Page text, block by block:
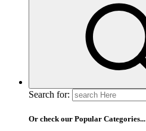
Search for:
Or check our Popular Categories...